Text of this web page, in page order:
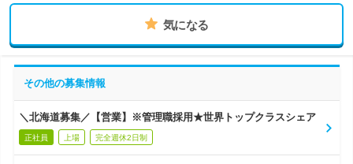
気になる
その他の募集情報
＼北海道募集／【営業】※管理職採用★世界トップクラスシェア
正社員 上場 完全週休2日制